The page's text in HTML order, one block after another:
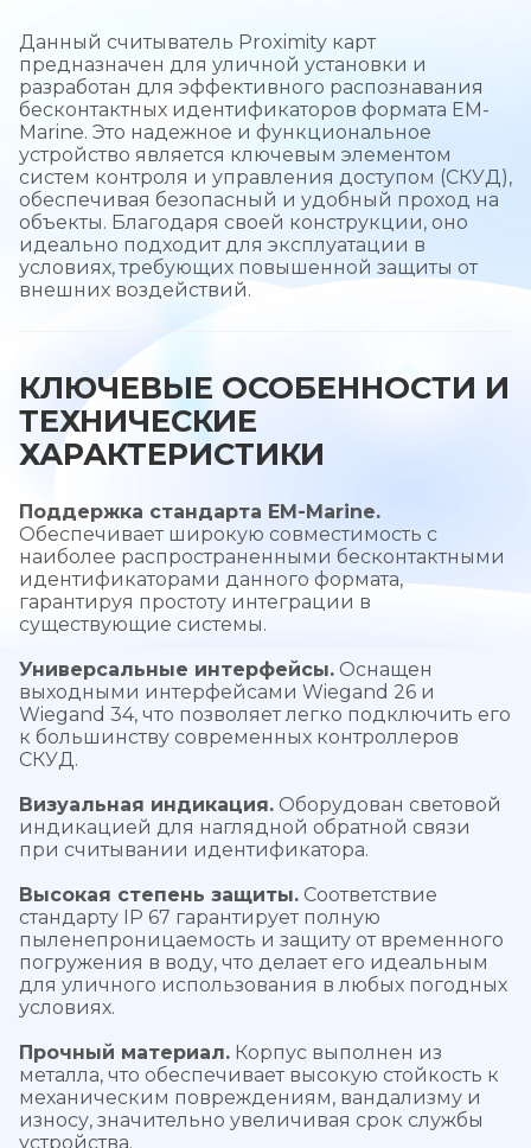
Данный считыватель Proximity карт
предназначен для уличной установки и
разработан для эффективного распознавания
бесконтактных идентификаторов формата EM-
Marine. Это надежное и функциональное
устройство является ключевым элементом
систем контроля и управления доступом (СКУД),
обеспечивая безопасный и удобный проход на
объекты. Благодаря своей конструкции, оно
идеально подходит для эксплуатации в
условиях, требующих повышенной защиты от
внешних воздействий.
КЛЮЧЕВЫЕ ОСОБЕННОСТИ И
ТЕХНИЧЕСКИЕ
ХАРАКТЕРИСТИКИ
Поддержка стандарта EM-Marine.
Обеспечивает широкую совместимость с
наиболее распространенными бесконтактными
идентификаторами данного формата,
гарантируя простоту интеграции в
существующие системы.
Универсальные интерфейсы. Оснащен
выходными интерфейсами Wiegand 26 и
Wiegand 34, что позволяет легко подключить его
к большинству современных контроллеров
СКУД.
Визуальная индикация. Оборудован световой
индикацией для наглядной обратной связи
при считывании идентификатора.
Высокая степень защиты. Соответствие
стандарту IP 67 гарантирует полную
пыленепроницаемость и защиту от временного
погружения в воду, что делает его идеальным
для уличного использования в любых погодных
условиях.
Прочный материал. Корпус выполнен из
металла, что обеспечивает высокую стойкость к
механическим повреждениям, вандализму и
износу, значительно увеличивая срок службы
устройства.